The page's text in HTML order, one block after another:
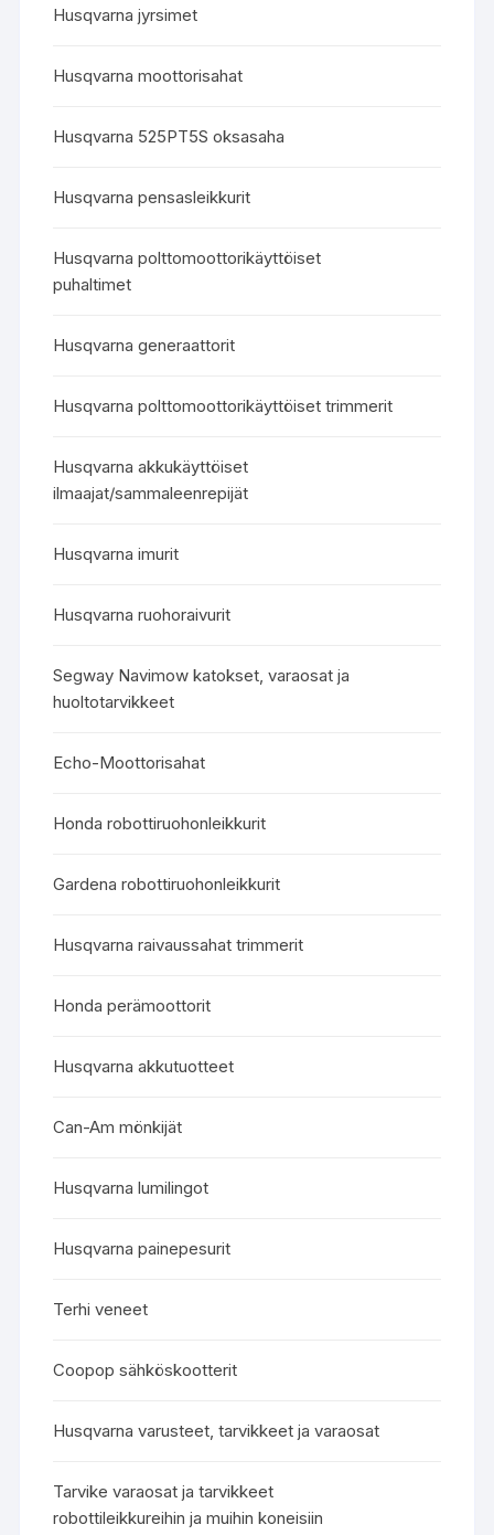
Husqvarna jyrsimet
Husqvarna moottorisahat
Husqvarna 525PT5S oksasaha
Husqvarna pensasleikkurit
Husqvarna polttomoottorikäyttöiset
puhaltimet
Husqvarna generaattorit
Husqvarna polttomoottorikäyttöiset trimmerit
Husqvarna akkukäyttöiset
ilmaajat/sammaleenrepijät
Husqvarna imurit
Husqvarna ruohoraivurit
Segway Navimow katokset, varaosat ja
huoltotarvikkeet
Echo-Moottorisahat
Honda robottiruohonleikkurit
Gardena robottiruohonleikkurit
Husqvarna raivaussahat trimmerit
Honda perämoottorit
Husqvarna akkutuotteet
Can-Am mönkijät
Husqvarna lumilingot
Husqvarna painepesurit
Terhi veneet
Coopop sähköskootterit
Husqvarna varusteet, tarvikkeet ja varaosat
Tarvike varaosat ja tarvikkeet
robottileikkureihin ja muihin koneisiin